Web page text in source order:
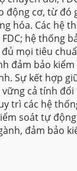
cơ, từ đó
hóa. Các hệ
hệ thống
mọi tiêu
đảm bảo
Sự kết hợp
cả tính
trì các hệ
soát tự
đảm bảo